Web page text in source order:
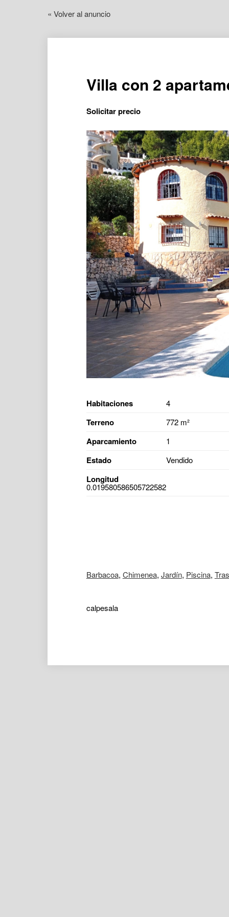
« Volver al anuncio
Villa con 2
Solicitar precio
Habitaciones 4
Terreno 772 m²
Aparcamiento 1
Estado Vendido
Longitud
0.019580586505722582
Barbacoa, Chimenea, Jardín, Piscina,
calpesala